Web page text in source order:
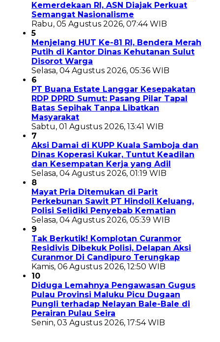
Kemerdekaan RI, ASN Diajak Perkuat
Semangat Nasionalisme
Rabu, 05 Agustus 2026, 07:44 WIB
5
Menjelang HUT Ke-81 RI, Bendera Merah
Putih di Kantor Dinas Kehutanan Sulut
Disorot Warga
Selasa, 04 Agustus 2026, 05:36 WIB
6
PT Buana Estate Langgar Kesepakatan
RDP DPRD Sumut: Pasang Pilar Tapal
Batas Sepihak Tanpa Libatkan
Masyarakat
Sabtu, 01 Agustus 2026, 13:41 WIB
7
Aksi Damai di KUPP Kuala Samboja dan
Dinas Koperasi Kukar, Tuntut Keadilan
dan Kesempatan Kerja yang Adil
Selasa, 04 Agustus 2026, 01:19 WIB
8
Mayat Pria Ditemukan di Parit
Perkebunan Sawit PT Hindoli Keluang,
Polisi Selidiki Penyebab Kematian
Selasa, 04 Agustus 2026, 05:39 WIB
9
Tak Berkutik! Komplotan Curanmor
Residivis Dibekuk Polisi, Delapan Aksi
Curanmor Di Candipuro Terungkap
Kamis, 06 Agustus 2026, 12:50 WIB
10
Diduga Lemahnya Pengawasan Gugus
Pulau Provinsi Maluku Picu Dugaan
Pungli terhadap Nelayan Bale-Bale di
Perairan Pulau Seira
Senin, 03 Agustus 2026, 17:54 WIB